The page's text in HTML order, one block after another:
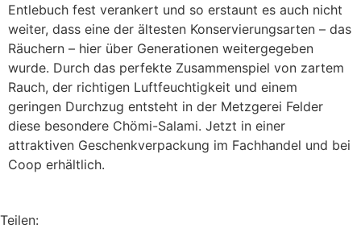
Entlebuch fest verankert und so erstaunt es auch nicht
weiter, dass eine der ältesten Konservierungsarten – das
Räuchern – hier über Generationen weitergegeben
wurde. Durch das perfekte Zusammenspiel von zartem
Rauch, der richtigen Luftfeuchtigkeit und einem
geringen Durchzug entsteht in der Metzgerei Felder
diese besondere Chömi-Salami. Jetzt in einer
attraktiven Geschenkverpackung im Fachhandel und bei
Coop erhältlich.
Teilen: